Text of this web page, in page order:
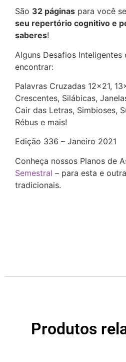
São 32 páginas para você
seu repertório cognitivo e
saberes!
Alguns Desafios
encontrar:
Palavras Cruzadas 12×21,
Crescentes, Silábicas,
Cair das Letras, Simbioses,
Rébus e mais!
Edição 336 – Janeiro 2021
Conheça nossos Planos de
Semestral – para esta e
tradicionais.
Produtos